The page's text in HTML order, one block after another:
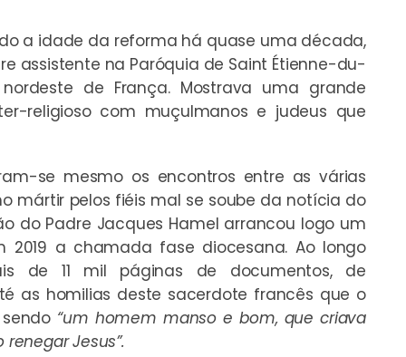
a idade da reforma há quase uma década,
assistente na Paróquia de Saint Étienne-du-
de França. Mostrava uma grande
religioso com muçulmanos e judeus que
se mesmo os encontros entre as várias
mártir pelos fiéis mal se soube da notícia do
do Padre Jacques Hamel arrancou logo um
a chamada fase diocesana. Ao longo
de 11 mil páginas de documentos, de
as homilias deste sacerdote francês que o
“um homem manso e bom, que criava
Jesus”.